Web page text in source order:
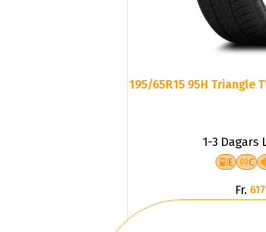
195/65R15 95H Triangle
1-3 Dagars
E C
Fr.